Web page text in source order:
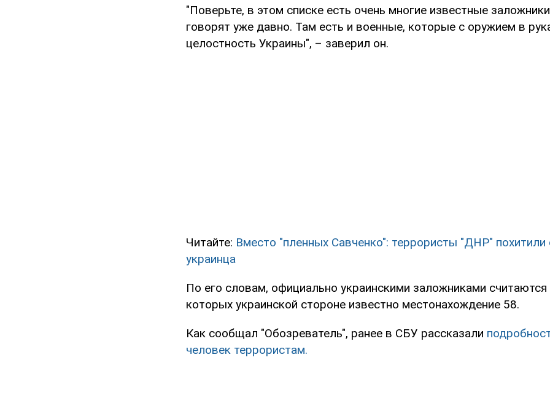
"Поверьте, в этом списке есть очень многие известные
говорят уже давно. Там есть и военные, которые с оружием в
целостность Украины", – заверил он.
Читайте: Вместо "пленных Савченко": террористы "ДНР" похитили
украинца
По его словам, официально украинскими заложниками считаются
которых украинской стороне известно местонахождение 58.
Как сообщал "Обозреватель", ранее в СБУ рассказали
человек террористам.